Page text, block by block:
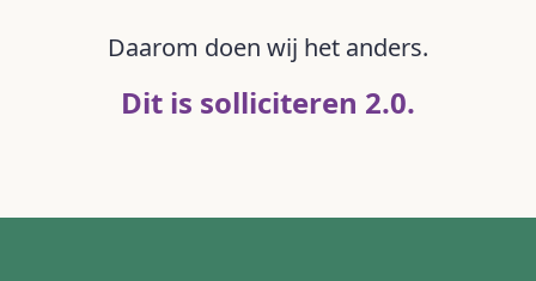
Daarom doen wij het anders.
Dit is solliciteren 2.0.